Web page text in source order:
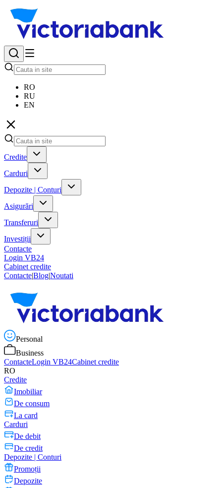
RO
RU
EN
Credite
Carduri
Depozite | Conturi
Asigurări
Transferuri
Investiții
Contacte
Login VB24
Cabinet credite
Contacte|Blog|Noutati
Personal
Business
ContacteLogin VB24Cabinet credite
RO
Credite
Imobiliar
De consum
La card
Carduri
De debit
De credit
Depozite | Conturi
Promoții
Depozite